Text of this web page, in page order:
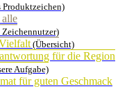
Produktzeichen)
Zeichennutzer)
(Übersicht)
für die Region
Aufgabe)
für guten Geschmack